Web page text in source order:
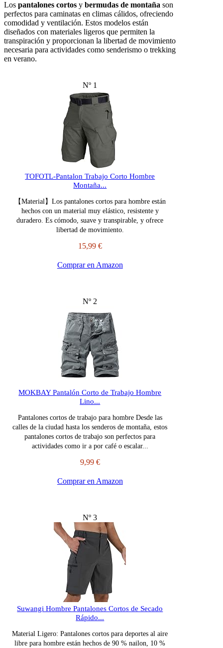
Los pantalones cortos y bermudas de montaña son
perfectos para caminatas en climas cálidos, ofreciendo
comodidad y ventilación. Estos modelos están
diseñados con materiales ligeros que permiten la
transpiración y proporcionan la libertad de movimiento
necesaria para actividades como senderismo o trekking
en verano.
Nº 1
TOFOTL-Pantalon Trabajo Corto Hombre
Montaña...
【Material】Los pantalones cortos para hombre están
hechos con un material muy elástico, resistente y
duradero. Es cómodo, suave y transpirable, y ofrece
libertad de movimiento.
15,99 €
Comprar en Amazon
Nº 2
MOKBAY Pantalón Corto de Trabajo Hombre
Lino...
Pantalones cortos de trabajo para hombre Desde las
calles de la ciudad hasta los senderos de montaña, estos
pantalones cortos de trabajo son perfectos para
actividades como ir a por café o escalar...
9,99 €
Comprar en Amazon
Nº 3
Suwangi Hombre Pantalones Cortos de Secado
Rápido...
Material Ligero: Pantalones cortos para deportes al aire
libre para hombre están hechos de 90 % nailon, 10 %